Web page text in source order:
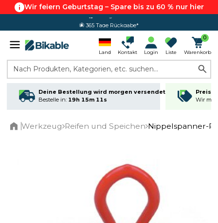
Wir feiern Geburtstag – Spare bis zu 60 % nur hier
365 Tage Rückgabe*
Land Kontakt Login Liste
0
Warenkorb
Nach Produkten, Kategorien, etc. suchen...
Deine Bestellung wird morgen versendet
Bestelle in: 19h 15m 11s
Wir
Werkzeug Reifen und Speichen Nippelspanner-